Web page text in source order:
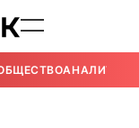
АНАЛИТИКА